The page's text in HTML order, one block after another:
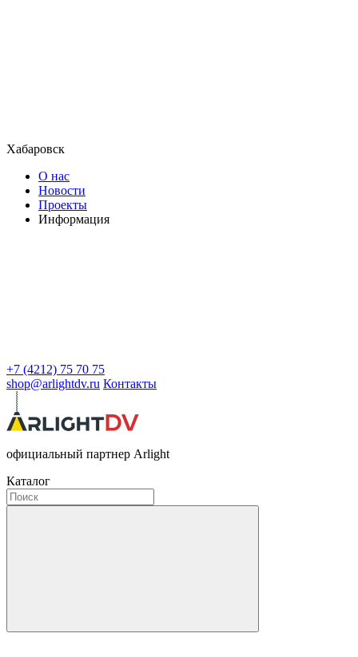
Хабаровск
О нас
Новости
Проекты
Информация
+7 (4212) 75 70 75
shop@arlightdv.ru Контакты
официальный партнер Arlight
Каталог